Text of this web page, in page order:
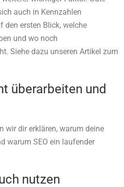
auch in Kennzahlen
den ersten Blick, welche
und wo noch
Siehe dazu unseren Artikel zum
überarbeiten und
wir dir erklären, warum deine
warum SEO ein laufender
nutzen